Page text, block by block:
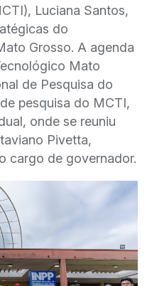
Luciana Santos,
do
Grosso. A agenda
Mato
de Pesquisa do
pesquisa do MCTI,
onde se reuniu
Pivetta,
cargo de governador.